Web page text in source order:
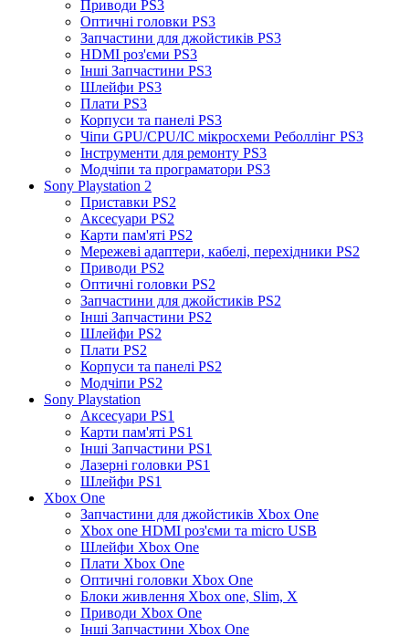
Приводи PS3
Оптичні головки PS3
Запчастини для джойстиків PS3
HDMI роз'єми PS3
Інші Запчастини PS3
Шлейфи PS3
Плати PS3
Корпуси та панелі PS3
Чіпи GPU/CPU/IC мікросхеми Реболлінг PS3
Інструменти для ремонту PS3
Модчіпи та програматори PS3
Sony Playstation 2
Приставки PS2
Аксесуари PS2
Карти пам'яті PS2
Мережеві адаптери, кабелі, перехідники PS2
Приводи PS2
Оптичні головки PS2
Запчастини для джойстиків PS2
Інші Запчастини PS2
Шлейфи PS2
Плати PS2
Корпуси та панелі PS2
Модчіпи PS2
Sony Playstation
Аксесуари PS1
Карти пам'яті PS1
Інші Запчастини PS1
Лазерні головки PS1
Шлейфи PS1
Xbox One
Запчастини для джойстиків Xbox One
Xbox one HDMI роз'єми та micro USB
Шлейфи Xbox One
Плати Xbox One
Оптичні головки Xbox One
Блоки живлення Xbox one, Slim, X
Приводи Xbox One
Інші Запчастини Xbox One